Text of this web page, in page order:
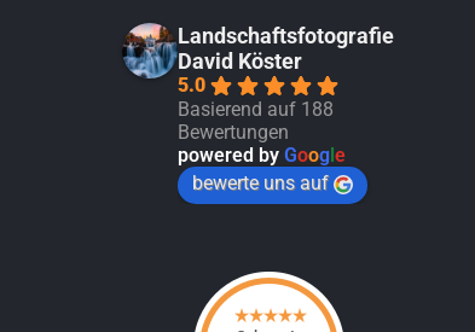
Landschaftsfotografie
David Köster
5.0
Basierend auf 188
Bewertungen
powered by Google
bewerte uns auf